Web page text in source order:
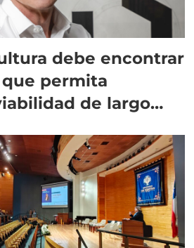
debe encontrar
permita
de largo